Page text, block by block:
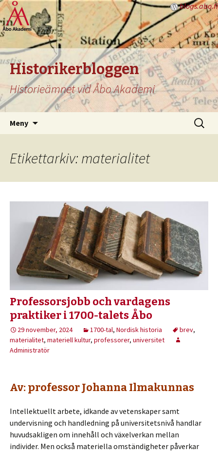
blogs.abo.fi
Historikerbloggen
Historieämnet vid Åbo Akademi
Meny
Sök
efter:
Etikettarkiv: materialitet
Professorsjobb och vardagens
praktiker i 1700-talets Åbo
29 november, 2024 1700-tal, Nordisk historia brev,
materialitet, materiell kultur, professorer, universitet
Administratör
Av: professor Johanna Ilmakunnas
Intellektuellt arbete, idkande av vetenskaper samt
undervisning och handledning på universitetsnivå handlar
huvudsakligen om innehåll och växelverkan mellan
individer. Men också materiella omständigheter påverkar